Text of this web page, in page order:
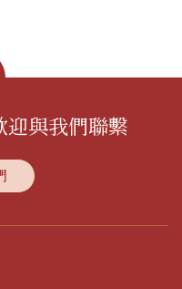
與我們聯繫